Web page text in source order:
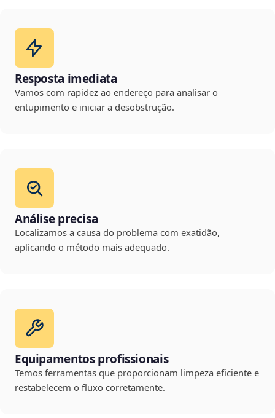
Resposta imediata
Vamos com rapidez ao endereço para analisar o
entupimento e iniciar a desobstrução.
Análise precisa
Localizamos a causa do problema com exatidão,
aplicando o método mais adequado.
Equipamentos profissionais
Temos ferramentas que proporcionam limpeza eficiente e
restabelecem o fluxo corretamente.